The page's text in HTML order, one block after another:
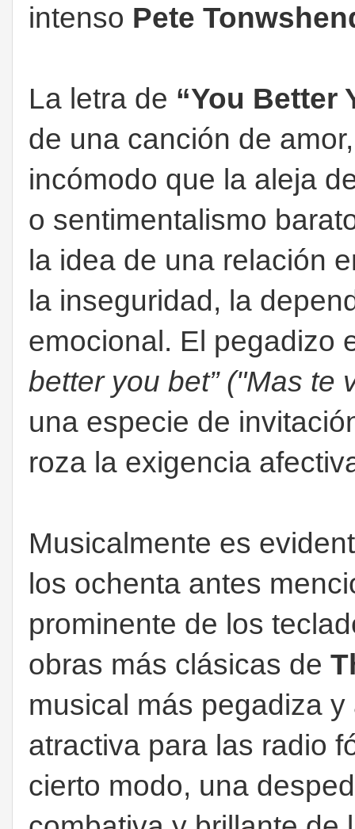
intenso Pete
La letra de “You Better
de una canción de
incómodo que la aleja
o sentimentalismo
la idea de una relación
la inseguridad, la
emocional. El pegadizo
better you bet” ("Mas te
una especie de
roza la exigencia
Musicalmente es
los ochenta antes
prominente de los
obras más clásicas de
musical más pegadiza
atractiva para las radio
cierto modo, una